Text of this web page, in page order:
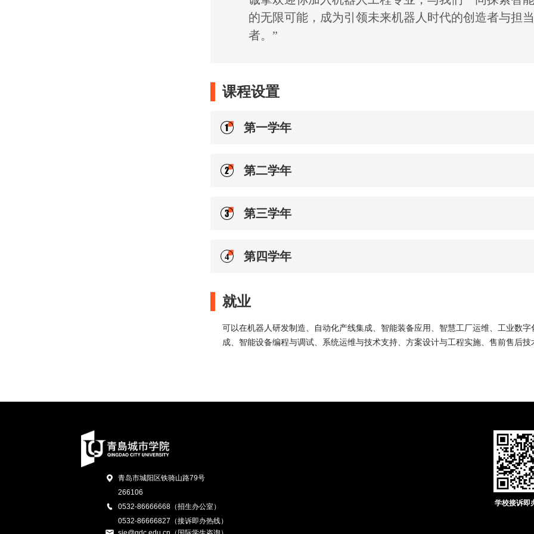
的无限可能，成为引领未来机器人时代的创造者与担当
者。”
课程设置
第一学年
第二学年
第三学年
第四学年
就业
可以在机器人研发制造、自动化产线集成、智能装备应用、智慧工厂运维、工业数
成、智能设备编程与调试、系统运维与技术支持、方案设计与工程实施、售前售后
青岛市城阳区铁骑山路79号
266106
0532-86666668（招生办公室）
0532-86666827（接诉即办热线）
学校接诉即